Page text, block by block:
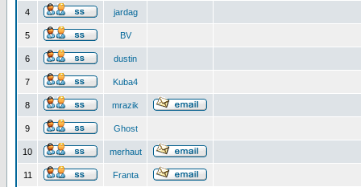
4 jardag
5 BV
6 dustin
7 Kuba4
8 mrazik
9 Ghost
10 merhaut
11 Franta